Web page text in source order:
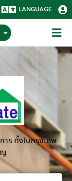
LANGUAGE
าร ทั้งในกรุงเทพ